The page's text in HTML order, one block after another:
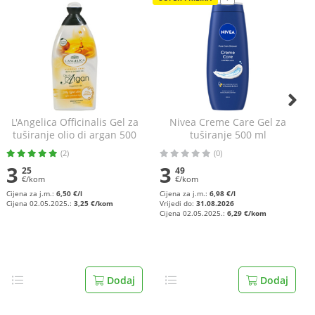
L'Angelica Officinalis Gel za
tuširanje olio di argan 500
(2)
3 25
€/kom
Cijena za j.m.:6,50 €/l
Cijena 02.05.2025.:3,25 €/kom
Dodaj
Nivea Creme Care Gel za
tuširanje 500 ml
(0)
3 49
€/kom
Cijena za j.m.:6,98 €/l
Vrijedi do:31.08.2026
Cijena 02.05.2025.:6,29 €/kom
Dodaj